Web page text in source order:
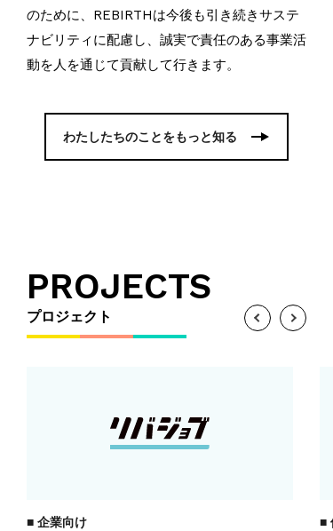
のために、REBIRTHは今後も引き続きサステ
ナビリティに配慮し、誠実で責任のある事業活
動を人を通じて貢献して行きます。
わたしたちのことをもっと知る
PROJECTS
プロジェクト
企業向け